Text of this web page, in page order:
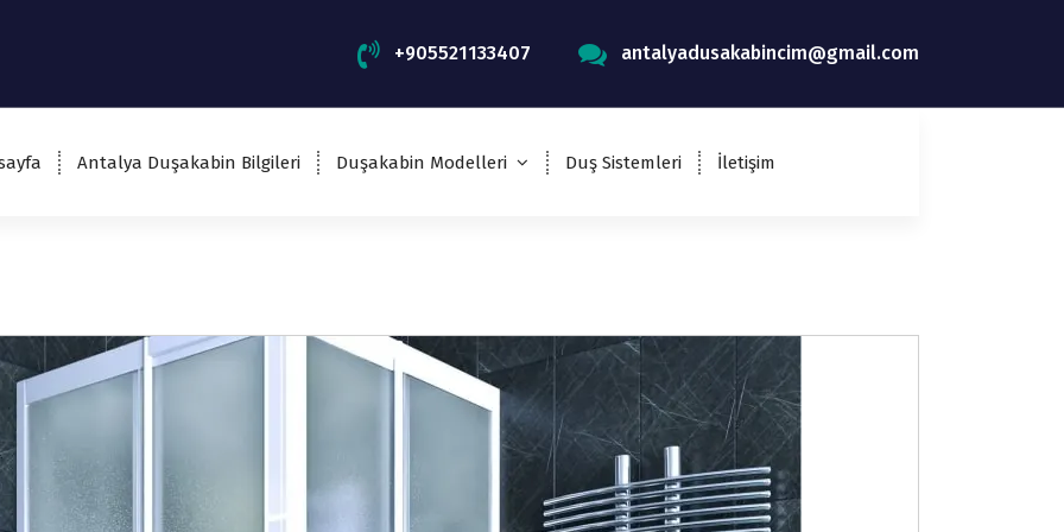
+905521133407 antalyadusakabincim@gmail.com
Antalya Duşakabin Bilgileri Duşakabin Modelleri Duş Sistemleri İletişim